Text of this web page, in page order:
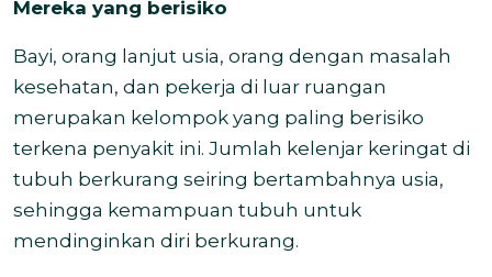
Mereka yang berisiko
Bayi, orang lanjut usia, orang dengan masalah
kesehatan, dan pekerja di luar ruangan
merupakan kelompok yang paling berisiko
terkena penyakit ini. Jumlah kelenjar keringat di
tubuh berkurang seiring bertambahnya usia,
sehingga kemampuan tubuh untuk
mendinginkan diri berkurang.